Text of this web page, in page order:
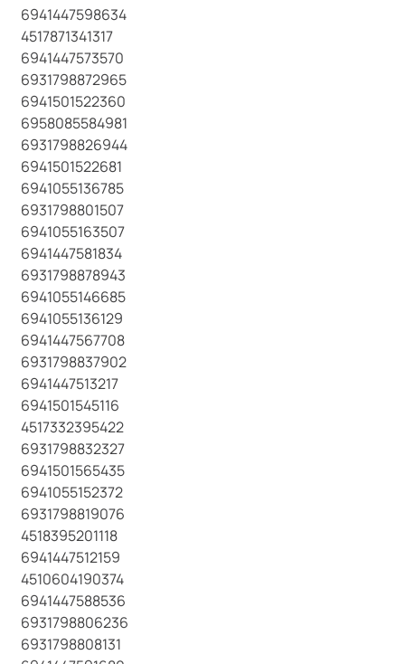
6941447598634
4517871341317
6941447573570
6931798872965
6941501522360
6958085584981
6931798826944
6941501522681
6941055136785
6931798801507
6941055163507
6941447581834
6931798878943
6941055146685
6941055136129
6941447567708
6931798837902
6941447513217
6941501545116
4517332395422
6931798832327
6941501565435
6941055152372
6931798819076
4518395201118
6941447512159
4510604190374
6941447588536
6931798806236
6931798808131